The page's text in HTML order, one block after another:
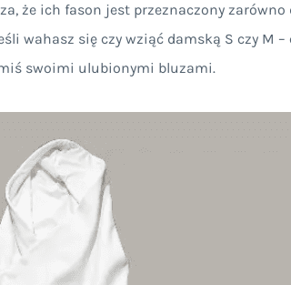
że ich fason jest przeznaczony
wahasz się czy wziąć damską S czy M
swoimi ulubionymi bluzami.